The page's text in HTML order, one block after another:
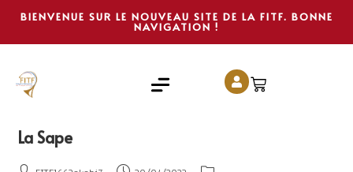
BIENVENUE SUR LE NOUVEAU SITE DE LA FITF. BONNE
NAVIGATION !
La Sape